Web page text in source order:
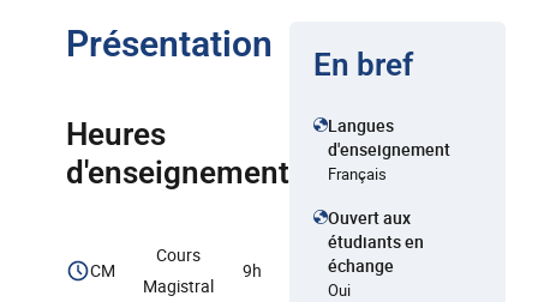
Présentation
Heures
d'enseignement
CM
Cours
Magistral
9h
En bref
Langues
d'enseignement
Français
Ouvert aux
étudiants en
échange
Oui